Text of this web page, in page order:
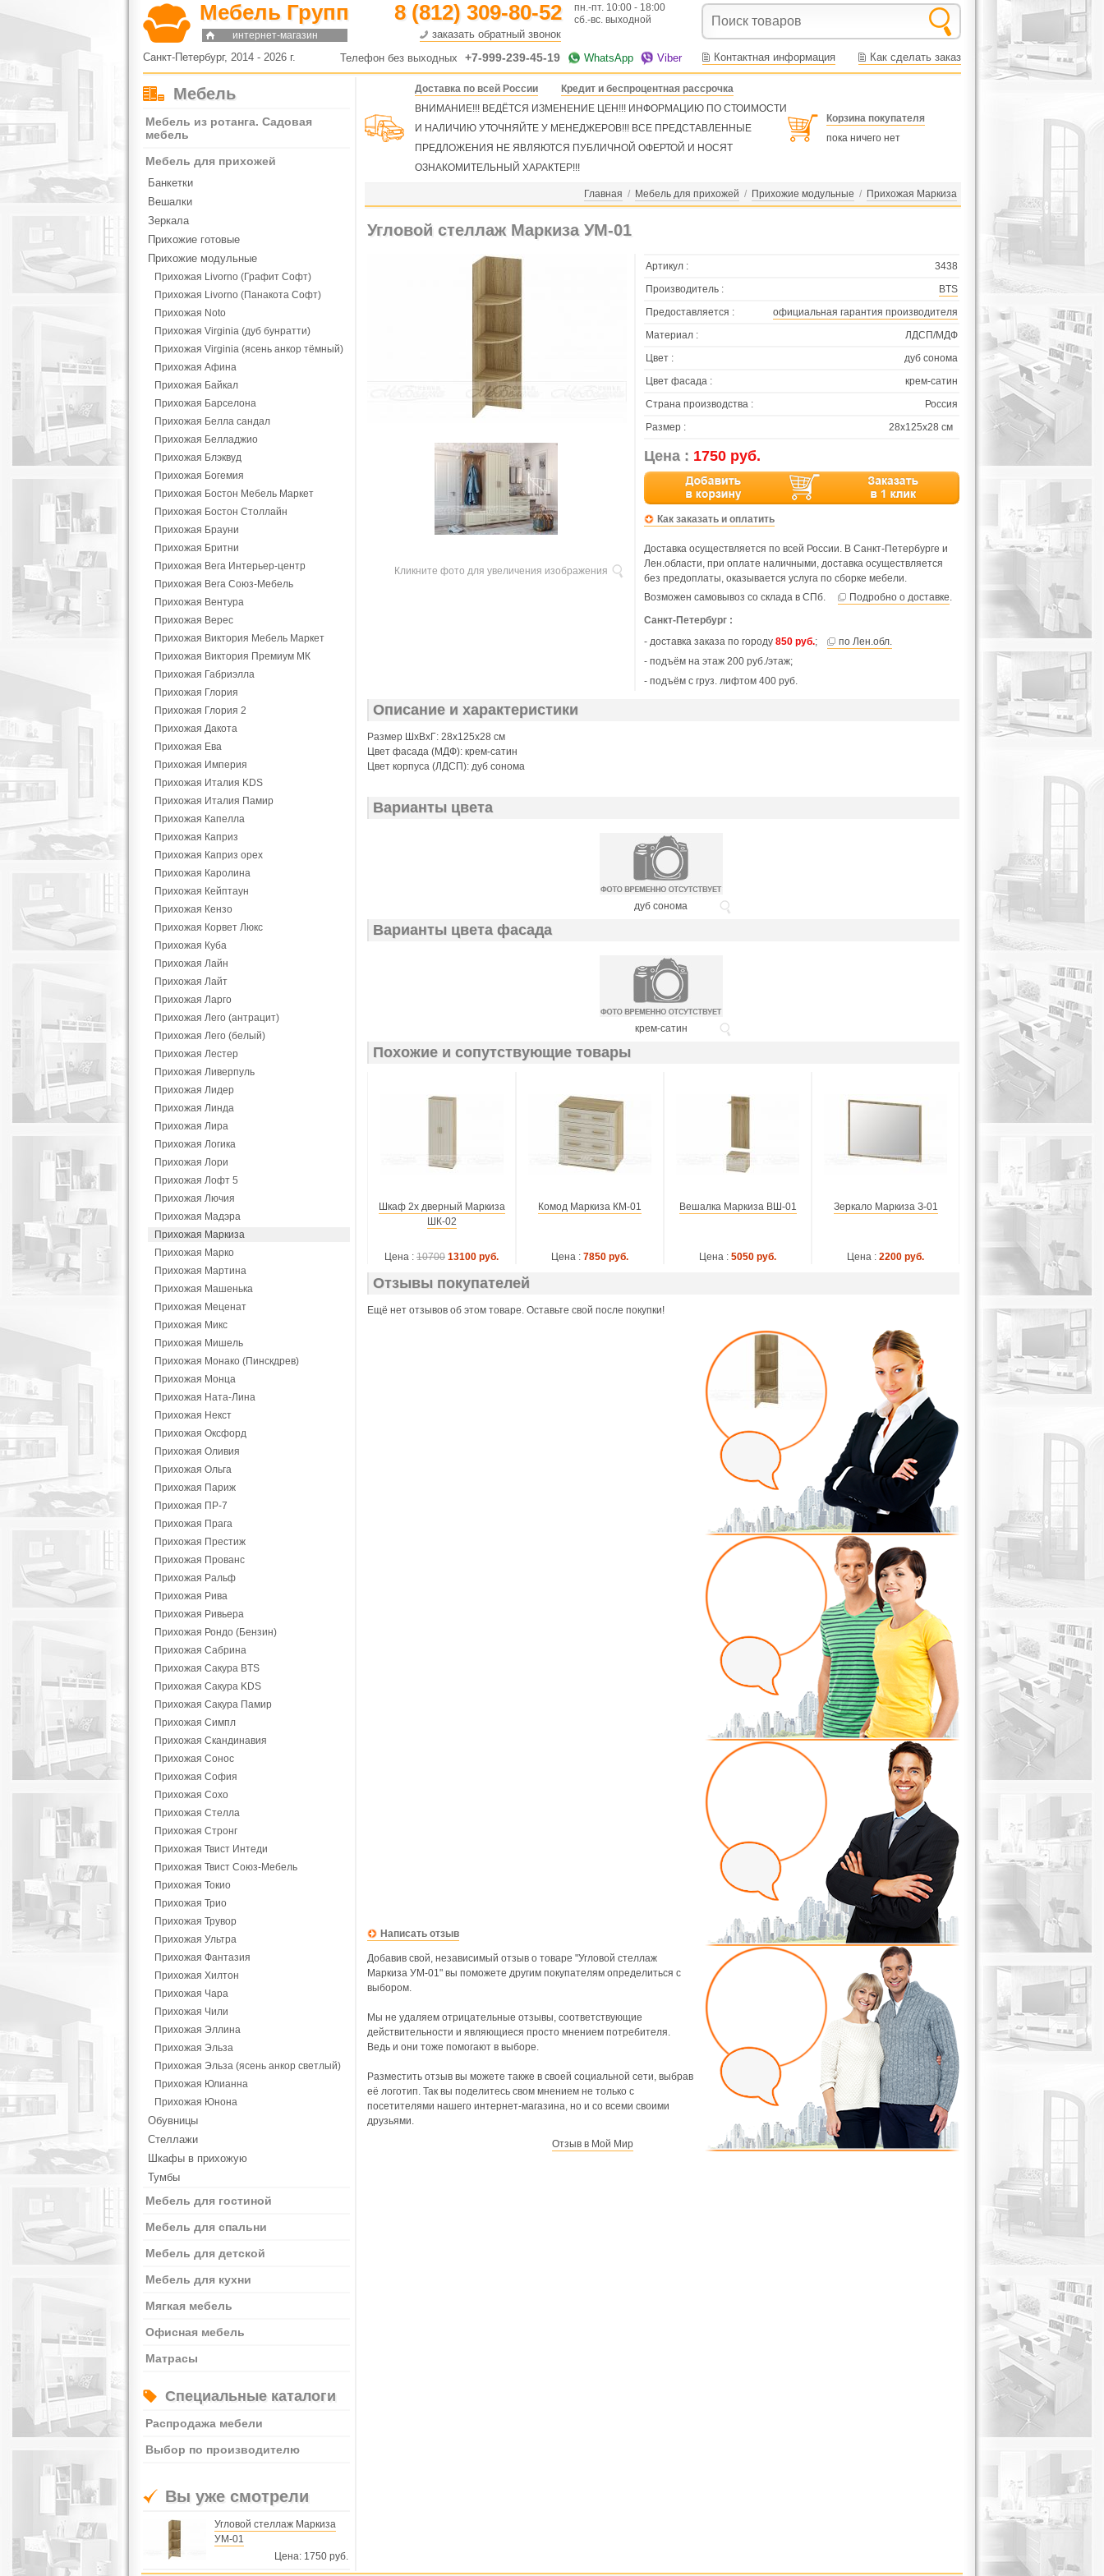
Мебель Групп
интернет-магазин
8 (812) 309-80-52
заказать обратный звонок
пн.-пт. 10:00 - 18:00
сб.-вс. выходной
Санкт-Петербург, 2014 - 2026 г. Телефон без выходных +7-999-239-45-19 WhatsApp Viber Контактная информация Как сделать заказ
Мебель
Мебель из ротанга. Садовая
мебель
Мебель для прихожей
Банкетки
Вешалки
Зеркала
Прихожие готовые
Прихожие модульные
Прихожая Livorno (Графит Софт)
Прихожая Livorno (Панакота Софт)
Прихожая Noto
Прихожая Virginia (дуб бунратти)
Прихожая Virginia (ясень анкор тёмный)
Прихожая Афина
Прихожая Байкал
Прихожая Барселона
Прихожая Белла сандал
Прихожая Белладжио
Прихожая Блэквуд
Прихожая Богемия
Прихожая Бостон Мебель Маркет
Прихожая Бостон Столлайн
Прихожая Брауни
Прихожая Бритни
Прихожая Вега Интерьер-центр
Прихожая Вега Союз-Мебель
Прихожая Вентура
Прихожая Верес
Прихожая Виктория Мебель Маркет
Прихожая Виктория Премиум МК
Прихожая Габриэлла
Прихожая Глория
Прихожая Глория 2
Прихожая Дакота
Прихожая Ева
Прихожая Империя
Прихожая Италия KDS
Прихожая Италия Памир
Прихожая Капелла
Прихожая Каприз
Прихожая Каприз орех
Прихожая Каролина
Прихожая Кейптаун
Прихожая Кензо
Прихожая Корвет Люкс
Прихожая Куба
Прихожая Лайн
Прихожая Лайт
Прихожая Ларго
Прихожая Лего (антрацит)
Прихожая Лего (белый)
Прихожая Лестер
Прихожая Ливерпуль
Прихожая Лидер
Прихожая Линда
Прихожая Лира
Прихожая Логика
Прихожая Лори
Прихожая Лофт 5
Прихожая Лючия
Прихожая Мадэра
Прихожая Маркиза
Прихожая Марко
Прихожая Мартина
Прихожая Машенька
Прихожая Меценат
Прихожая Микс
Прихожая Мишель
Прихожая Монако (Пинскдрев)
Прихожая Монца
Прихожая Ната-Лина
Прихожая Некст
Прихожая Оксфорд
Прихожая Оливия
Прихожая Ольга
Прихожая Париж
Прихожая ПР-7
Прихожая Прага
Прихожая Престиж
Прихожая Прованс
Прихожая Ральф
Прихожая Рива
Прихожая Ривьера
Прихожая Рондо (Бензин)
Прихожая Сабрина
Прихожая Сакура BTS
Прихожая Сакура KDS
Прихожая Сакура Памир
Прихожая Симпл
Прихожая Скандинавия
Прихожая Сонос
Прихожая София
Прихожая Сохо
Прихожая Стелла
Прихожая Стронг
Прихожая Твист Интеди
Прихожая Твист Союз-Мебель
Прихожая Токио
Прихожая Трио
Прихожая Трувор
Прихожая Ультра
Прихожая Фантазия
Прихожая Хилтон
Прихожая Чара
Прихожая Чили
Прихожая Эллина
Прихожая Эльза
Прихожая Эльза (ясень анкор светлый)
Прихожая Юлианна
Прихожая Юнона
Обувницы
Стеллажи
Шкафы в прихожую
Тумбы
Мебель для гостиной
Мебель для спальни
Мебель для детской
Мебель для кухни
Мягкая мебель
Офисная мебель
Матрасы
Специальные каталоги
Распродажа мебели
Выбор по производителю
Вы уже смотрели
Угловой стеллаж Маркиза
УМ-01
Цена: 1750 руб.
Доставка по всей России
Кредит и беспроцентная рассрочка
ВНИМАНИЕ!!! ВЕДЁТСЯ ИЗМЕНЕНИЕ ЦЕН!!! ИНФОРМАЦИЮ ПО СТОИМОСТИ
И НАЛИЧИЮ УТОЧНЯЙТЕ У МЕНЕДЖЕРОВ!!! ВСЕ ПРЕДСТАВЛЕННЫЕ
ПРЕДЛОЖЕНИЯ НЕ ЯВЛЯЮТСЯ ПУБЛИЧНОЙ ОФЕРТОЙ И НОСЯТ
ОЗНАКОМИТЕЛЬНЫЙ ХАРАКТЕР!!!
Корзина покупателя
пока ничего нет
Главная / Мебель для прихожей / Прихожие модульные / Прихожая Маркиза
Угловой стеллаж Маркиза УМ-01
Кликните фото для увеличения изображения
Артикул :
3438
Производитель :
BTS
Предоставляется :
официальная гарантия производителя
Материал :
ЛДСП/МДФ
Цвет :
дуб сонома
Цвет фасада :
крем-сатин
Страна производства :
Россия
Размер :
28х125х28 см
Цена : 1750 руб.
Как заказать и оплатить
Доставка осуществляется по всей России. В Санкт-Петербурге и
Лен.области, при оплате наличными, доставка осуществляется
без предоплаты, оказывается услуга по сборке мебели.
Возможен самовывоз со склада в СПб.
Подробно о доставке.
Санкт-Петербург :
- доставка заказа по городу 850 руб.;
по Лен.обл.
- подъём на этаж 200 руб./этаж;
- подъём с груз. лифтом 400 руб.
Описание и характеристики
Размер ШхВхГ: 28х125х28 см
Цвет фасада (МДФ): крем-сатин
Цвет корпуса (ЛДСП): дуб сонома
Варианты цвета
дуб сонома
Варианты цвета фасада
крем-сатин
Похожие и сопутствующие товары
Шкаф 2х дверный Маркиза
ШК-02
Цена : 10700 13100 руб.
Комод Маркиза КМ-01
Цена : 7850 руб.
Вешалка Маркиза ВШ-01
Цена : 5050 руб.
Зеркало Маркиза З-01
Цена : 2200 руб.
Отзывы покупателей
Ещё нет отзывов об этом товаре. Оставьте свой после покупки!
Написать отзыв
Добавив свой, независимый отзыв о товаре "Угловой стеллаж
Маркиза УМ-01" вы поможете другим покупателям определиться с
выбором.
Мы не удаляем отрицательные отзывы, соответствующие
действительности и являющиеся просто мнением потребителя.
Ведь и они тоже помогают в выборе.
Разместить отзыв вы можете также в своей социальной сети, выбрав
её логотип. Так вы поделитесь свом мнением не только с
посетителями нашего интернет-магазина, но и со всеми своими
друзьями.
Отзыв в Мой Мир